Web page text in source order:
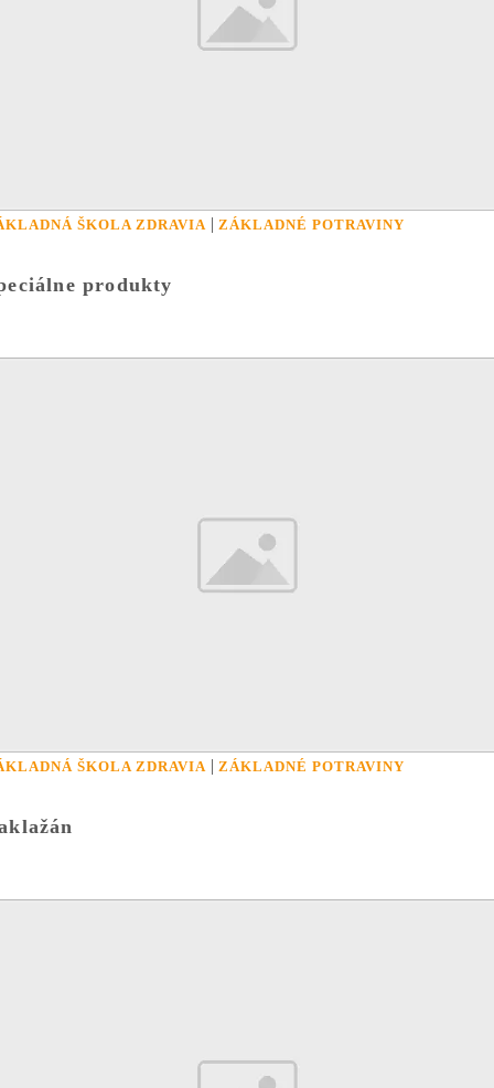
ŠKOLA ZDRAVIA | ZÁKLADNÉ POTRAVINY
produkty
ŠKOLA ZDRAVIA | ZÁKLADNÉ POTRAVINY